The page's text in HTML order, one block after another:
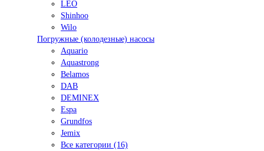
LEO
Shinhoo
Wilo
Погружные (колодезные) насосы
Aquario
Aquastrong
Belamos
DAB
DEMINEX
Espa
Grundfos
Jemix
Все категории (16)